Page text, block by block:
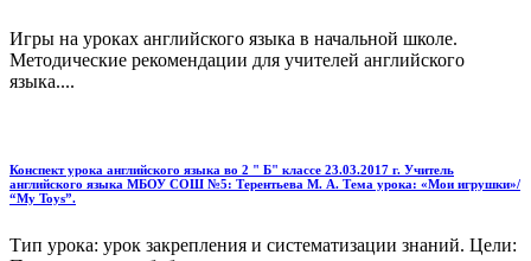
Игры на уроках английского языка в начальной школе.
Методические рекомендации для учителей английского
языка....
Конспект урока английского языка во 2 " Б" классе 23.03.2017 г. Учитель
английского языка МБОУ СОШ №5: Терентьева М. А. Тема урока: «Мои игрушки»/
“My Toys”.
Тип урока: урок закрепления и систематизации знаний. Цели: